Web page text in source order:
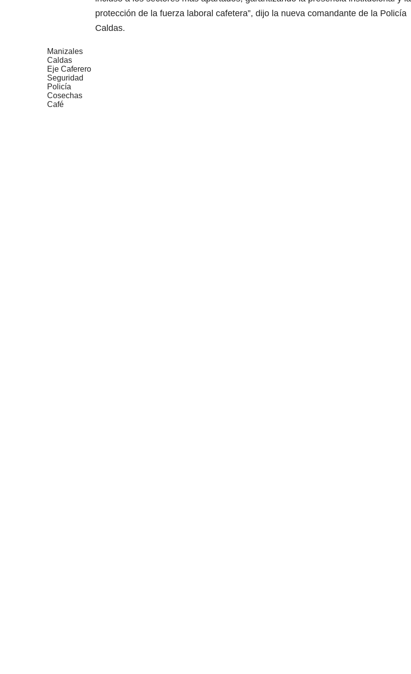
protección de la fuerza laboral cafetera”, dijo la nueva comandante de la Policía
Caldas.
Manizales
Caldas
Eje Caferero
Seguridad
Policía
Cosechas
Café